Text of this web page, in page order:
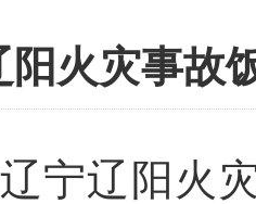
阳火灾事故
辽宁辽阳火